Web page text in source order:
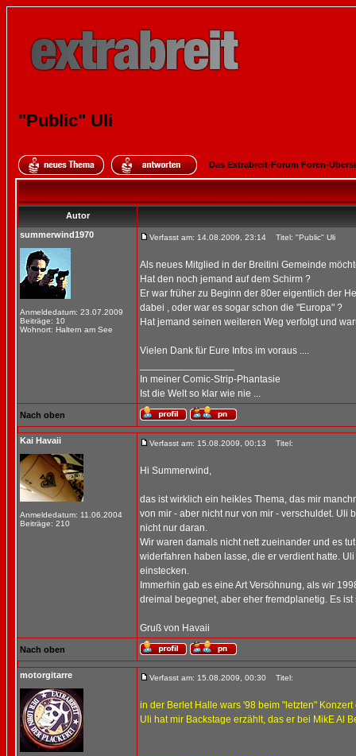
"Public" Uli
Das Extrabreit-Forum Foren-
Autor
summerwind1970
Anmeldedatum: 23.07.2009
Beiträge: 10
Wohnort: Haltern am See
Verfasst am: 14.08.2009, 23:14 Titel: "Public" Uli
Als neues Mitglied in der Breitini Gemeinde
Hat den noch jemand auf dem Schirm ?
Er war früher zu Beginn der 80er eigentlich der
dabei , oder war es sogar schon die "Europa" ?
Hat jemand seinen weiteren Weg verfolgt und
Vielen Dank für Eure Infos im voraus ....
In meiner Comic-Strip-Phantasie
Ist die Welt so klar wie nie ...
Nach oben
Kai Havaii
Anmeldedatum: 11.06.2004
Beiträge: 210
Verfasst am: 15.08.2009, 00:13 Titel:
Hi Summerwind,
das ist wirklich ein heikles Thema, das mir
von mir - aber nicht nur von mir - verschuldet. Uli
nicht nur daran.
Wir waren damals nicht nett zueinander und es
widerfahren haben lasse, die er verdient hatte.
einstecken.
Immerhin gab es eine Art Versöhnung, als wir
dreimal begegnet, aber eher fremdplanetig. Es
Gruß von Havaii
Nach oben
motorgitarre Verfasst am: 15.08.2009, 00:30 Titel:
in der Berlet Halle wars '98 beim "letzten" Konzert
Uli hat mir Backstage erzählt, das er bei MikE Al